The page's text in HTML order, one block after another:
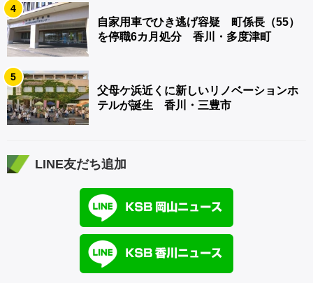
4
自家用車でひき逃げ容疑 町係長（55）
を停職6カ月処分 香川・多度津町
5
父母ケ浜近くに新しいリノベーションホ
テルが誕生 香川・三豊市
LINE友だち追加